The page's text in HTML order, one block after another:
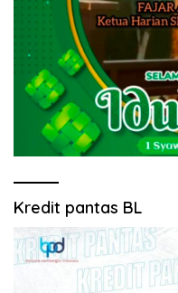
Kredit pantas BL